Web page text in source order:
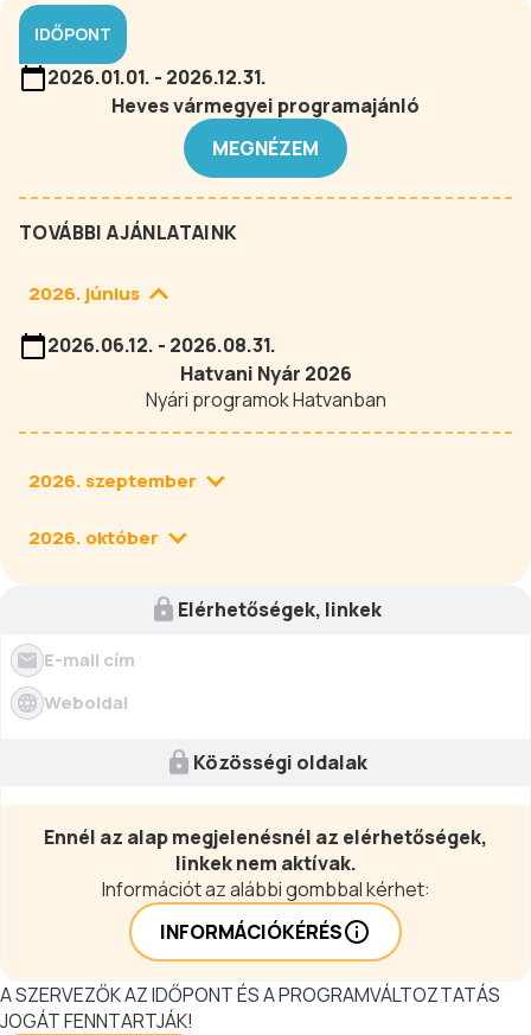
IDŐPONT
2026.01.01. - 2026.12.31.
Heves vármegyei programajánló
MEGNÉZEM
TOVÁBBI AJÁNLATAINK
2026. június
2026.06.12. - 2026.08.31.
Hatvani Nyár 2026
Nyári programok Hatvanban
2026. szeptember
2026. október
Elérhetőségek, linkek
E-mail cím
Weboldal
Közösségi oldalak
Ennél az alap megjelenésnél az elérhetőségek,
linkek nem aktívak.
Információt az alábbi gombbal kérhet:
INFORMÁCIÓKÉRÉS
A SZERVEZŐK AZ IDŐPONT ÉS A PROGRAMVÁLTOZTATÁS
JOGÁT FENNTARTJÁK!